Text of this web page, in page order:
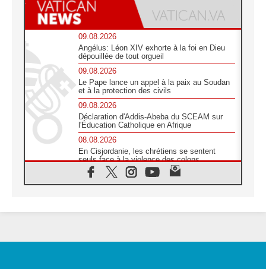
09.08.2026
Angélus: Léon XIV exhorte à la foi en Dieu
dépouillée de tout orgueil
09.08.2026
Le Pape lance un appel à la paix au Soudan
et à la protection des civils
09.08.2026
Déclaration d'Addis-Abeba du SCEAM sur
l'Éducation Catholique en Afrique
08.08.2026
En Cisjordanie, les chrétiens se sentent
seuls face à la violence des colons
08.08.2026
Léon XIV au sanctuaire de Notre Dame du
08.08.2026